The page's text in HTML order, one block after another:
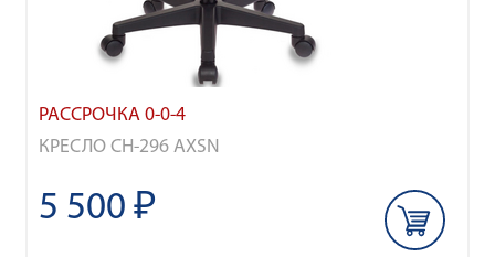
РАССРОЧКА 0-0-4
КРЕСЛО CH-296 AXSN
5 500 ₽